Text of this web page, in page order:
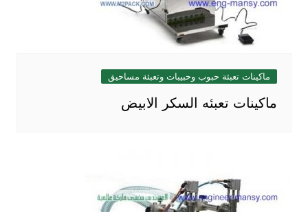
ماكينات تعبئة حبوب وحبيبات وتعبئة مساحيق
ماكينات تعبئه السكر الابيض